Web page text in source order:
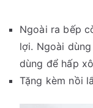
Ngoài ra bếp
lợi. Ngoài
dùng để hấp
Tặng kèm nồi